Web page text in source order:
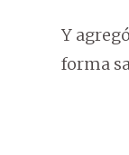
Y
forma